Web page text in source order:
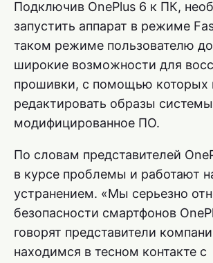
Подключив OnePlus 6 к ПК,
запустить аппарат в режиме
таком режиме пользователю
широкие возможности для
прошивки, с помощью
редактировать образы системы
модифицированное ПО.
По словам представителей
в курсе проблемы и работают
устранением. «Мы серьезно
безопасности смартфонов
говорят представители
находимся в тесном контакте с